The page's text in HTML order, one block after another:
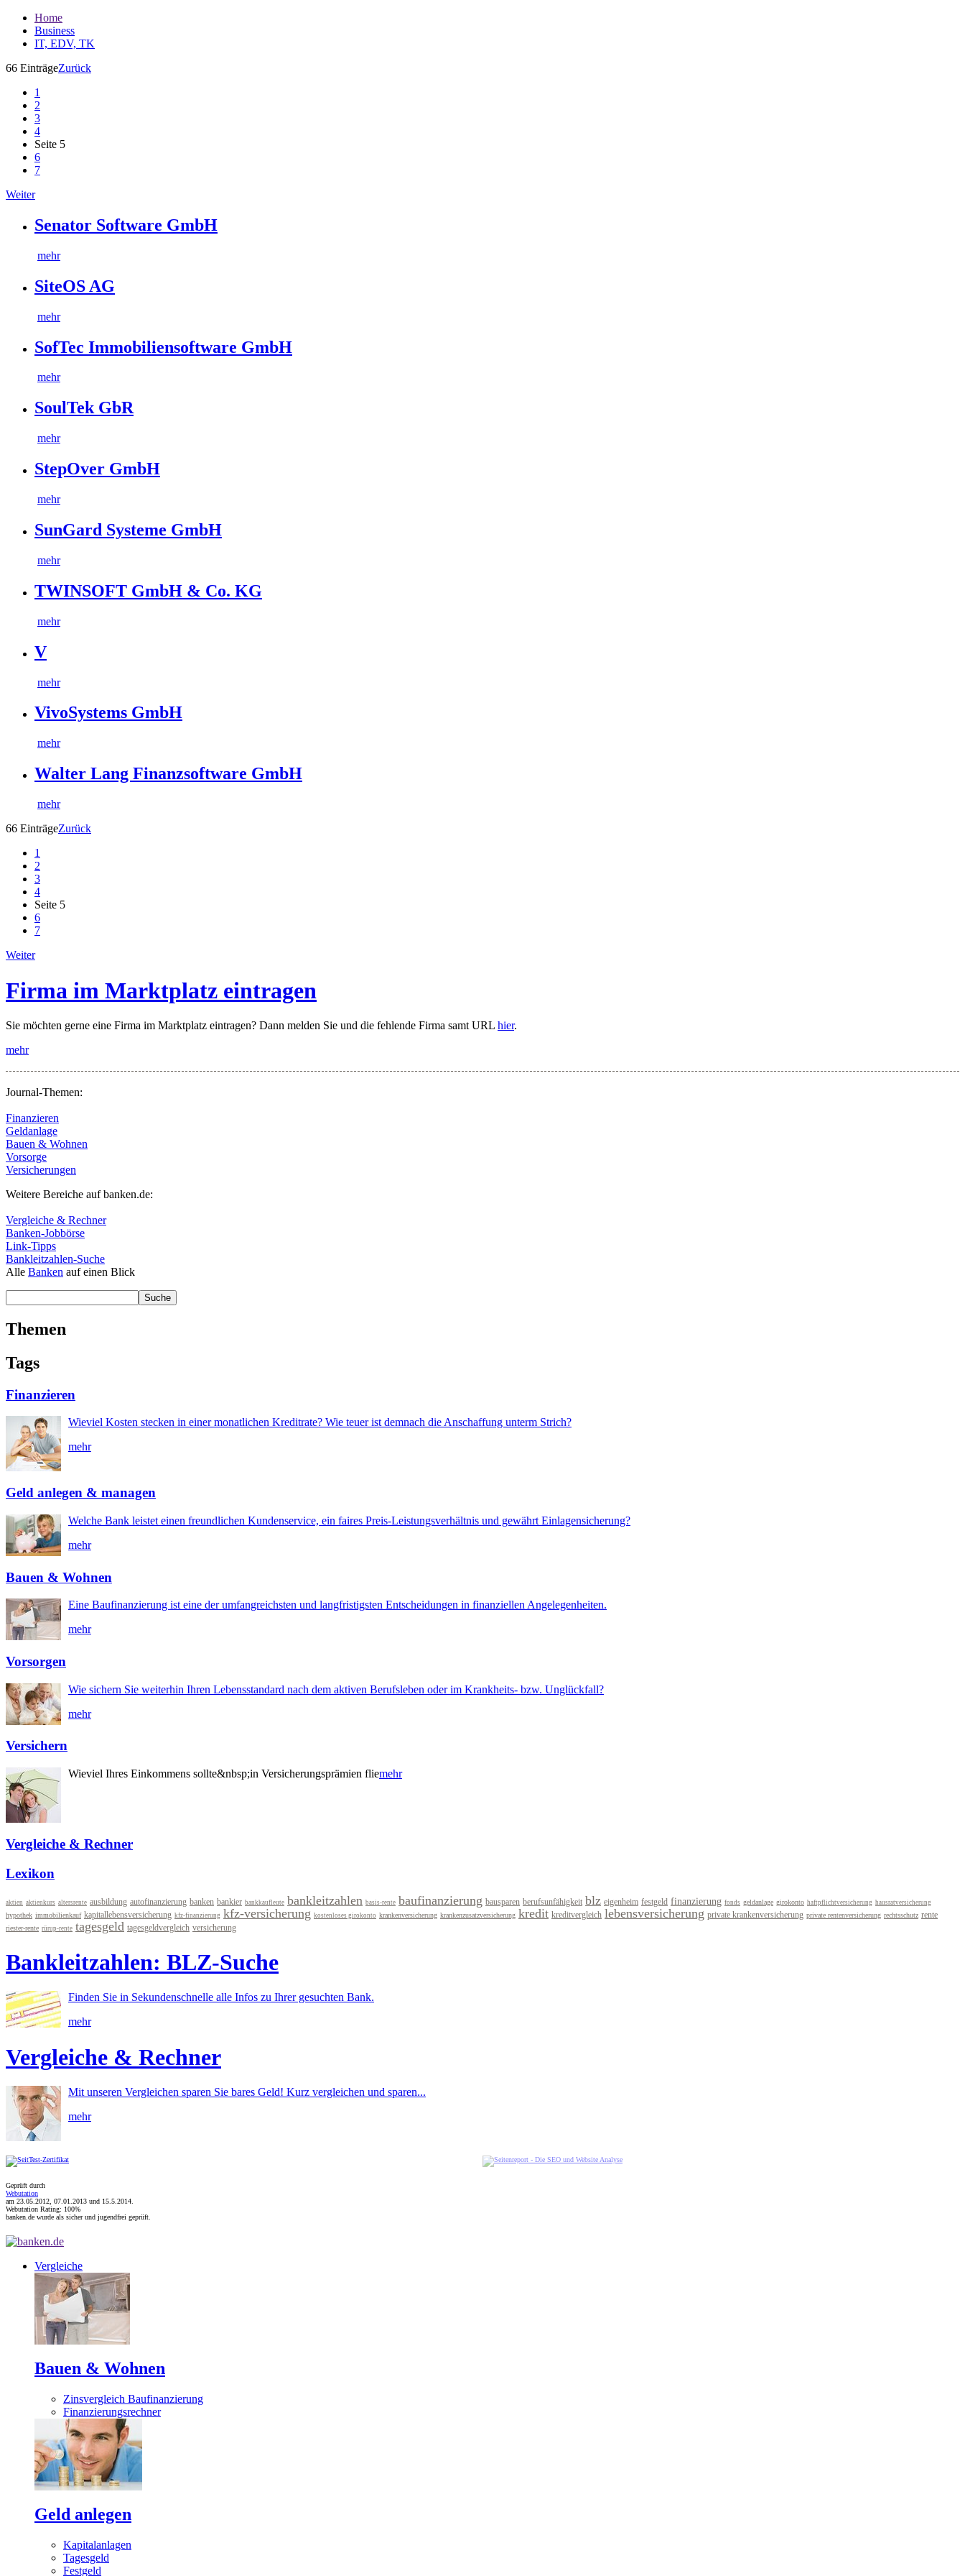
Home
Business
IT, EDV, TK
66 EinträgeZurück
1
2
3
4
Seite 5
6
7
Weiter
Senator Software GmbH
mehr
SiteOS AG
mehr
SofTec Immobiliensoftware GmbH
mehr
SoulTek GbR
mehr
StepOver GmbH
mehr
SunGard Systeme GmbH
mehr
TWINSOFT GmbH & Co. KG
mehr
V
mehr
VivoSystems GmbH
mehr
Walter Lang Finanzsoftware GmbH
mehr
66 EinträgeZurück
1
2
3
4
Seite 5
6
7
Weiter
Firma im Marktplatz eintragen
Sie möchten gerne eine Firma im Marktplatz eintragen? Dann melden Sie und die fehlende Firma samt URL hier.
mehr
Journal-Themen:
Finanzieren
Geldanlage
Bauen & Wohnen
Vorsorge
Versicherungen
Weitere Bereiche auf banken.de:
Vergleiche & Rechner
Banken-Jobbörse
Link-Tipps
Bankleitzahlen-Suche
Alle Banken auf einen Blick
Themen
Tags
Finanzieren
Wieviel Kosten stecken in einer monatlichen Kreditrate? Wie teuer ist demnach die Anschaffung unterm Strich?
mehr
Geld anlegen & managen
Welche Bank leistet einen freundlichen Kundenservice, ein faires Preis-Leistungsverhältnis und gewährt Einlagensicherung?
mehr
Bauen & Wohnen
Eine Baufinanzierung ist eine der umfangreichsten und langfristigsten Entscheidungen in finanziellen Angelegenheiten.
mehr
Vorsorgen
Wie sichern Sie weiterhin Ihren Lebensstandard nach dem aktiven Berufsleben oder im Krankheits- bzw. Unglückfall?
mehr
Versichern
Wieviel Ihres Einkommens sollte&nbsp;in Versicherungsprämien fliemehr
Vergleiche & Rechner
Lexikon
aktien aktienkurs altersrente ausbildung autofinanzierung banken bankier bankkaufleute bankleitzahlen basis-rente baufinanzierung bausparen berufsunfähigkeit blz eigenheim festgeld finanzierung fonds geldanlage girokonto haftpflichtversicherung hausratversicherung
hypothek immobilienkauf kapitallebensversicherung kfz-finanzierung kfz-versicherung kostenloses girokonto krankenversicherung krankenzusatzversicherung kredit kreditvergleich lebensversicherung private krankenversicherung private rentenversicherung rechtsschutz rente
riester-rente rürup-rente tagesgeld tagesgeldvergleich versicherung
Bankleitzahlen: BLZ-Suche
Finden Sie in Sekundenschnelle alle Infos zu Ihrer gesuchten Bank.
mehr
Vergleiche & Rechner
Mit unseren Vergleichen sparen Sie bares Geld! Kurz vergleichen und sparen...
mehr
Geprüft durch
Webutation
am 23.05.2012, 07.01.2013 und 15.5.2014
Webutation Rating: 100%
banken.de wurde als sicher und jugendfrei geprüft.
Vergleiche
Bauen & Wohnen
Zinsvergleich Baufinanzierung
Finanzierungsrechner
Geld anlegen
Kapitalanlagen
Tagesgeld
Festgeld